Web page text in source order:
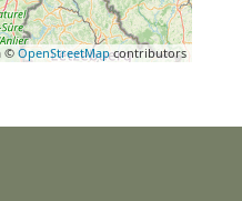
©OpenStreetMapcontributors